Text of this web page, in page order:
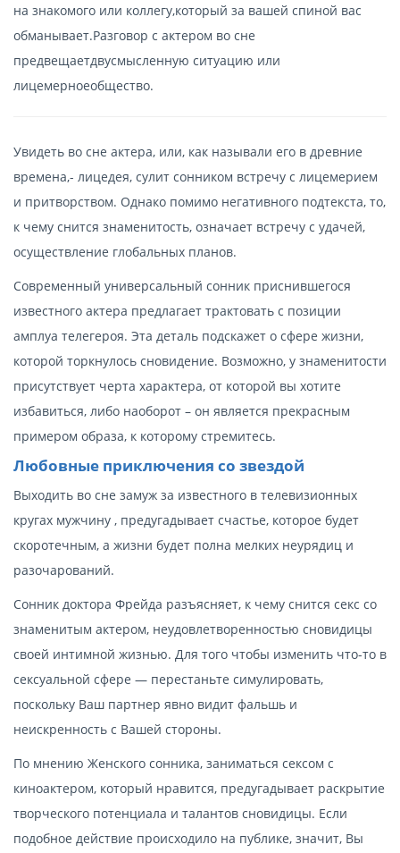
на знакомого или коллегу,который за вашей спиной вас
обманывает.Разговор с актером во сне
предвещаетдвусмысленную ситуацию или
лицемерноеобщество.
Увидеть во сне актера, или, как называли его в древние
времена,- лицедея, сулит сонником встречу с лицемерием
и притворством. Однако помимо негативного подтекста, то,
к чему снится знаменитость, означает встречу с удачей,
осуществление глобальных планов.
Современный универсальный сонник приснившегося
известного актера предлагает трактовать с позиции
амплуа телегероя. Эта деталь подскажет о сфере жизни,
которой торкнулось сновидение. Возможно, у знаменитости
присутствует черта характера, от которой вы хотите
избавиться, либо наоборот – он является прекрасным
примером образа, к которому стремитесь.
Любовные приключения со звездой
Выходить во сне замуж за известного в телевизионных
кругах мужчину , предугадывает счастье, которое будет
скоротечным, а жизни будет полна мелких неурядиц и
разочарований.
Сонник доктора Фрейда разъясняет, к чему снится секс со
знаменитым актером, неудовлетворенностью сновидицы
своей интимной жизнью. Для того чтобы изменить что-то в
сексуальной сфере — перестаньте симулировать,
поскольку Ваш партнер явно видит фальшь и
неискренность с Вашей стороны.
По мнению Женского сонника, заниматься сексом с
киноактером, который нравится, предугадывает раскрытие
творческого потенциала и талантов сновидицы. Если
подобное действие происходило на публике, значит, Вы